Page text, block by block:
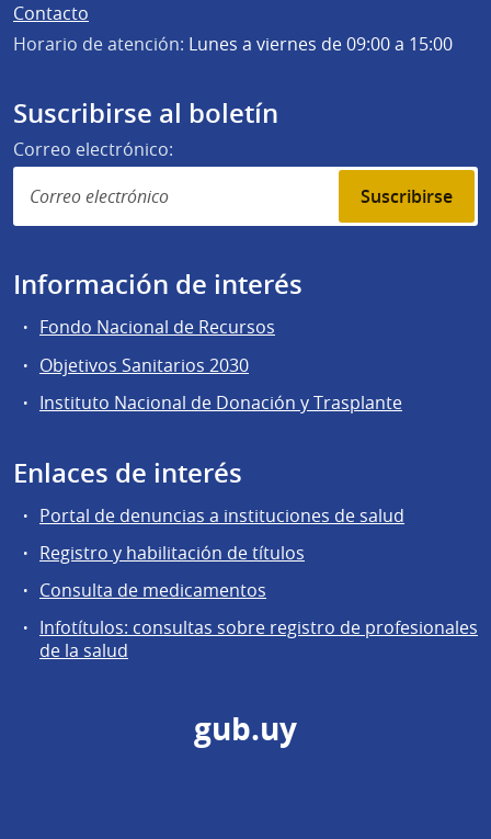
Contacto
Horario de atención: Lunes a viernes de 09:00 a 15:00
Suscribirse al boletín
Correo electrónico:
Suscribirse
Información de interés
Fondo Nacional de Recursos
Objetivos Sanitarios 2030
Instituto Nacional de Donación y Trasplante
Enlaces de interés
Portal de denuncias a instituciones de salud
Registro y habilitación de títulos
Consulta de medicamentos
Infotítulos: consultas sobre registro de profesionales
de la salud
gub.uy